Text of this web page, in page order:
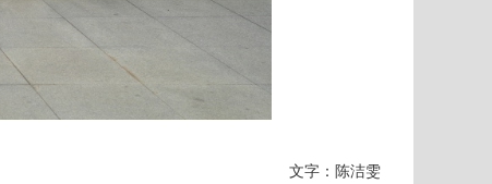
文字：陈洁雯